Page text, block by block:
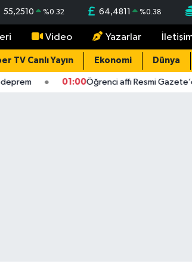
55,2510 %0.32 64,4811 %0.38
Video Yazarlar
TV Canlı Yayın Ekonomi Dünya
01:00Öğrenci affı Resmi